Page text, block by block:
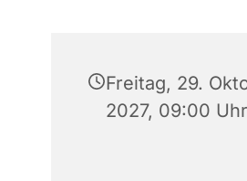
Freitag, 29.
2027, 09:00 Uhr